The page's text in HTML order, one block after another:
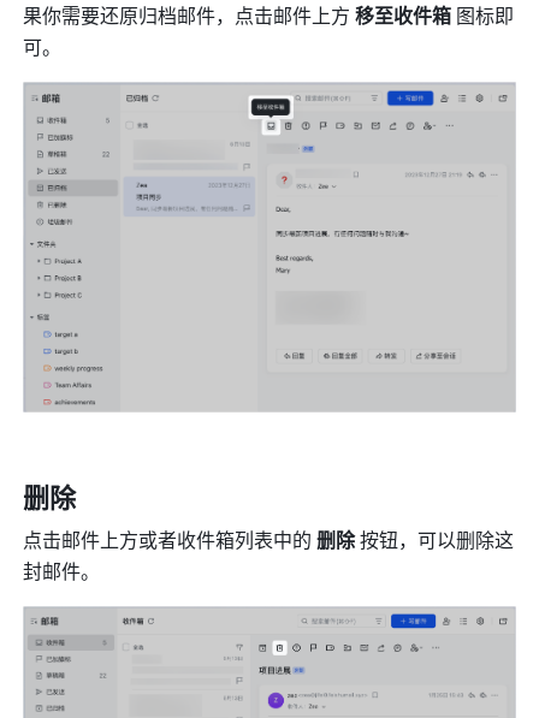
果你需要还原归档邮件，点击邮件上方 移至收件箱 图标即
可。
删除
点击邮件上方或者收件箱列表中的 删除 按钮，可以删除这
封邮件。